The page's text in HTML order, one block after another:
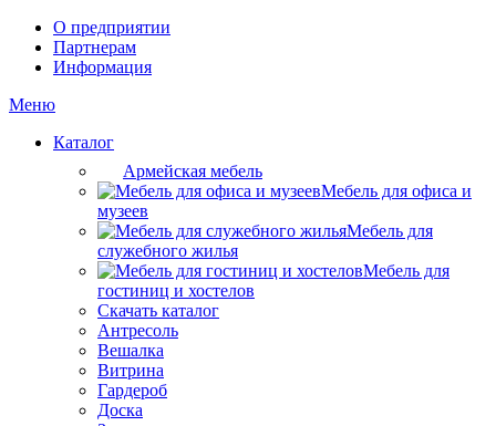
О предприятии
Партнерам
Информация
Меню
Каталог
Армейская мебель
Мебель для офиса и
музеев
Мебель для
служебного жилья
Мебель для
гостиниц и хостелов
Скачать каталог
Антресоль
Вешалка
Витрина
Гардероб
Доска